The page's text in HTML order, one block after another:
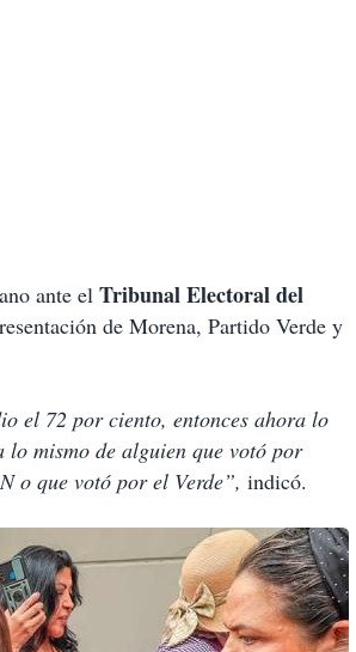
ante el Tribunal Electoral del
de Morena, Partido Verde y
el 72 por ciento, entonces ahora lo
lo mismo de alguien que votó por
o que votó por el Verde”, indicó.